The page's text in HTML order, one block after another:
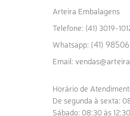
Arteira Embalagens
Telefone: (41) 3019-
Whatsapp: (41)
Email:
Horário de
De segunda à sexta:
Sábado: 08:30 às 12:30